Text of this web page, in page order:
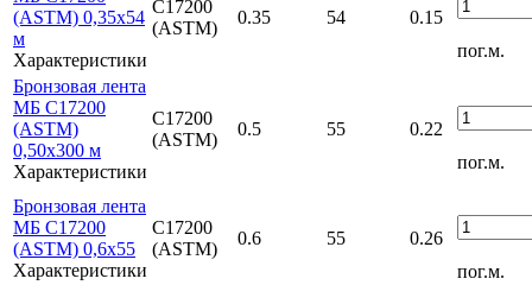
(ASTM) 0,35х54
м
Характеристики
С17200
(ASTM)
0.35 54
0.15
пог.м.
Бронзовая лента
МБ С17200
(ASTM)
0,50х300 м
Характеристики
С17200
(ASTM)
0.5 55
0.22
пог.м.
Бронзовая лента
МБ С17200
(ASTM) 0,6х55
Характеристики
С17200
(ASTM)
0.6 55
0.26
пог.м.